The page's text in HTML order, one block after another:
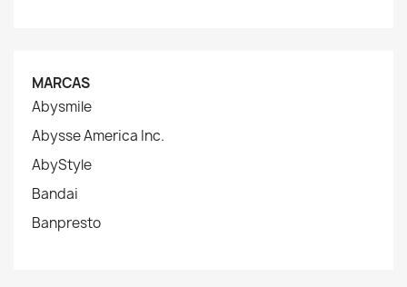
MARCAS
Abysmile
Abysse America Inc.
AbyStyle
Bandai
Banpresto